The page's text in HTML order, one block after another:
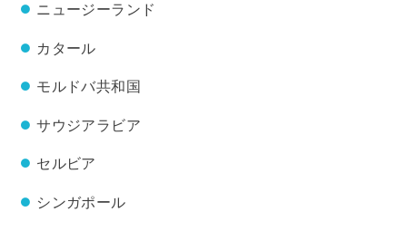
ニュージーランド
カタール
モルドバ共和国
サウジアラビア
セルビア
シンガポール